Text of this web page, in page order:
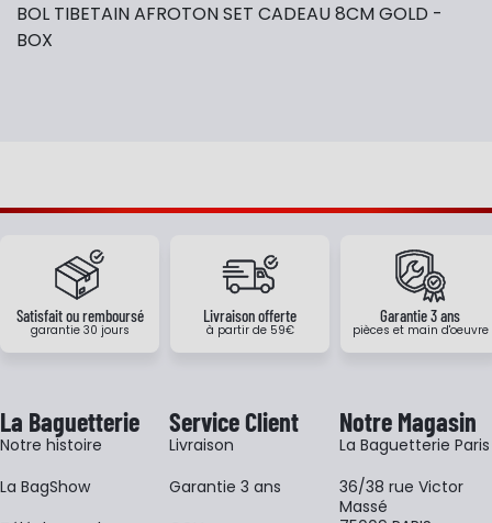
BOL TIBETAIN AFROTON SET CADEAU 8CM GOLD -
BOX
Satisfait ou remboursé
garantie 30 jours
Livraison offerte
à partir de 59€
Garantie 3 ans
pièces et main d'oeuvre
La Baguetterie
Notre histoire
La BagShow
Service Client
Livraison
Garantie 3 ans
Notre Magasin
La Baguetterie Paris
36/38 rue Victor
Massé